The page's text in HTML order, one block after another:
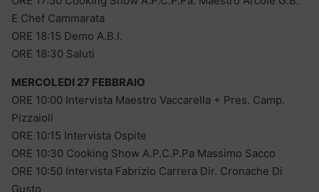
E Chef Cammarata
ORE 18:15 Demo A.B.I.
ORE 18:30 Saluti
MERCOLEDI 27 FEBBRAIO
ORE 10:00 Intervista Maestro Vaccarella + Pres. Camp.
Pizzaioli
ORE 10:15 Intervista Ospite
ORE 10:30 Cooking Show A.P.C.P.Pa Massimo Sacco
ORE 10:50 Intervista Fabrizio Carrera Dir. Cronache Di
Gusto